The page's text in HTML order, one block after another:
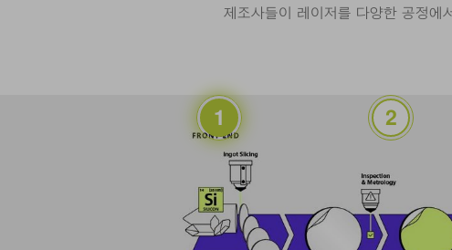
제조사들이 레이저를 다양한 공정에
잉곳 슬라이싱(Ingot Slicing)검사